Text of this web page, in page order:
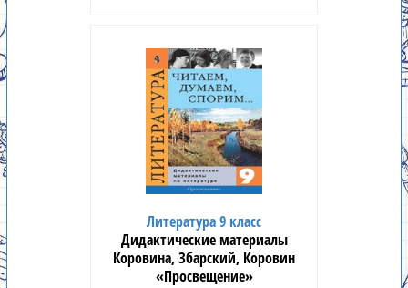
Литература 9 класс
Дидактические материалы
Коровина, Збарский, Коровин
«Просвещение»